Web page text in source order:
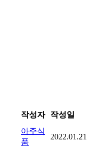
작성자
작성일
아주식
품
2022.01.21